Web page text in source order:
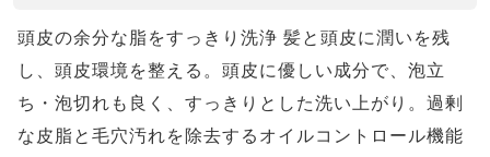
頭皮の余分な脂をすっきり洗浄 髪と頭皮に潤いを残
し、頭皮環境を整える。頭皮に優しい成分で、泡立
ち・泡切れも良く、すっきりとした洗い上がり。過剰
な皮脂と毛穴汚れを除去するオイルコントロール機能